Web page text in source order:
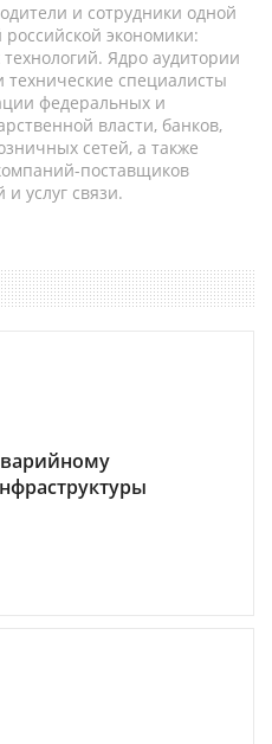
и сотрудники одной
экономики:
Ядро аудитории
специалисты
федеральных и
власти, банков,
сетей, а также
поставщиков
услуг связи.